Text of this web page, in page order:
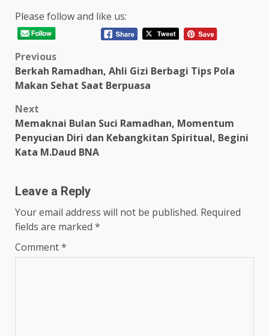
Please follow and like us:
Post
navigation
Previous
Berkah Ramadhan, Ahli Gizi Berbagi Tips Pola
Makan Sehat Saat Berpuasa
Next
Memaknai Bulan Suci Ramadhan, Momentum
Penyucian Diri dan Kebangkitan Spiritual, Begini
Kata M.Daud BNA
Leave a Reply
Your email address will not be published. Required
fields are marked *
Comment*